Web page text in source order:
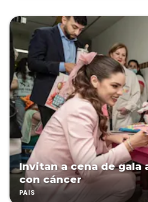
Invitan a cena de gala
con cáncer
PAÍS